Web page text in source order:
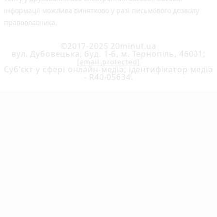
інформації можлива винятково у разі письмового дозволу
правовласника.
©2017-2025 20minut.ua
вул. Дубовецька, буд. 1-б, м. Тернопіль, 46001;
[email protected]
Cуб'єкт у сфері онлайн-медіа; ідентифікатор медіа
- R40-05634.